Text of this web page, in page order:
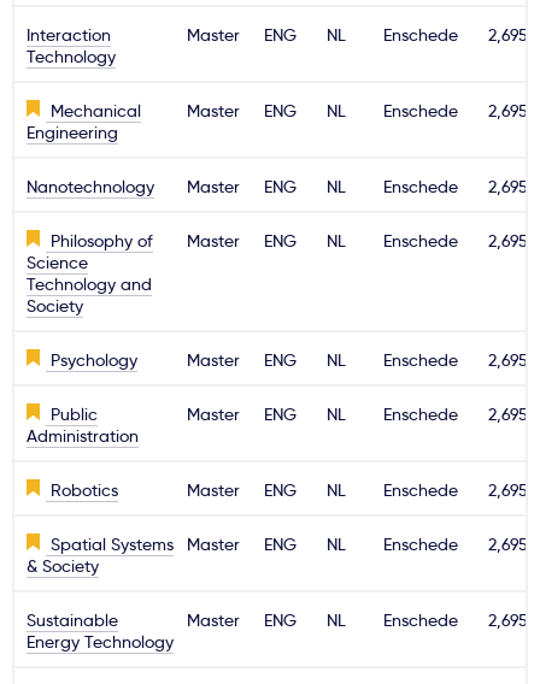
Interaction
Technology
Master ENG NL Enschede 2,695€
Mechanical
Engineering
Master ENG NL Enschede 2,695€
Nanotechnology Master ENG NL Enschede 2,695€
Philosophy of
Science
Technology and
Society
Master ENG NL Enschede 2,695€
Psychology Master ENG NL Enschede 2,695€
Public
Administration
Master ENG NL Enschede 2,695€
Robotics Master ENG NL Enschede 2,695€
Spatial Systems
& Society
Master ENG NL Enschede 2,695€
Sustainable
Energy Technology
Master ENG NL Enschede 2,695€